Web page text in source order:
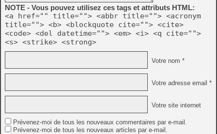
NOTE - Vous pouvez utilisez ces tags et attributs HTML:
<a href="" title=""> <abbr title=""> <acronym
title=""> <b> <blockquote cite=""> <cite>
<code> <del datetime=""> <em> <i> <q cite="">
<s> <strike> <strong>
Votre nom *
Votre adresse email *
Votre site internet
Prévenez-moi de tous les nouveaux commentaires par e-mail.
Prévenez-moi de tous les nouveaux articles par e-mail.